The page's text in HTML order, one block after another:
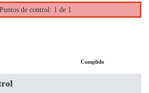
Puntos de control: 1 de 1
Cumplido